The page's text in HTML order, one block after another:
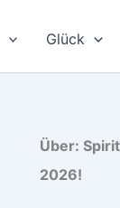
Glück
Über:
2026!